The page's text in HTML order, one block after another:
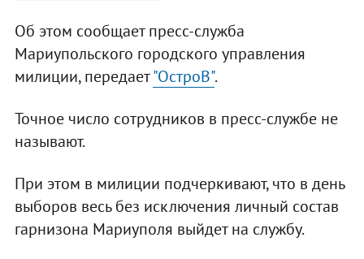
Об этом сообщает пресс-служба
Мариупольского городского управления
милиции, передает"ОстроВ".
Точное число сотрудников в пресс-службе не
называют.
При этом в милиции подчеркивают, что в день
выборов весь без исключения личный состав
гарнизона Мариуполя выйдет на службу.